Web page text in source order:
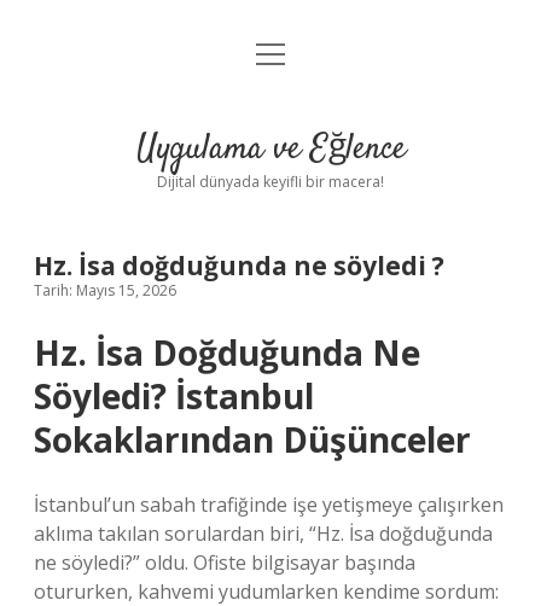
Anasayfa
Yasal Uyarı
menüyü
Uygulama ve Eğlence
Dijital dünyada keyifli bir macera!
Hz. İsa doğduğunda ne söyledi ?
Tarih: Mayıs 15, 2026
Hz. İsa Doğduğunda Ne
Söyledi? İstanbul
Sokaklarından Düşünceler
İstanbul’un sabah trafiğinde işe yetişmeye çalışırken
aklıma takılan sorulardan biri, “Hz. İsa doğduğunda
ne söyledi?” oldu. Ofiste bilgisayar başında
otururken, kahvemi yudumlarken kendime sordum: